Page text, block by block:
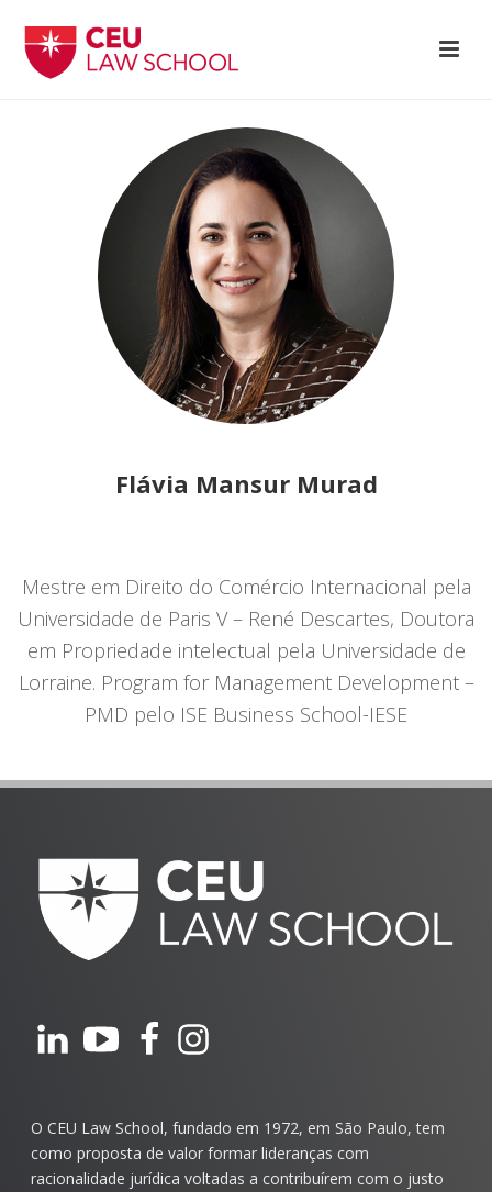
Flávia Mansur Murad
Mestre em Direito do Comércio Internacional pela
Universidade de Paris V – René Descartes, Doutora
em Propriedade intelectual pela Universidade de
Lorraine. Program for Management Development –
PMD pelo ISE Business School-IESE
O CEU Law School, fundado em 1972, em São Paulo, tem
como proposta de valor formar lideranças com
racionalidade jurídica voltadas a contribuírem com o justo